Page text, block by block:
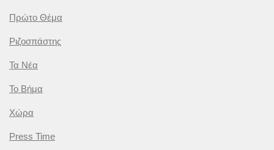
Πρώτο Θέμα
Ριζοσπάστης
Τα Νέα
Το Βήμα
Χώρα
Press Time